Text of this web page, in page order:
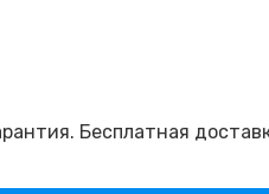
Бесплатная